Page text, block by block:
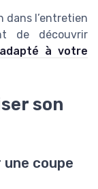
dans l’entretien
de découvrir
à votre
son
coupe